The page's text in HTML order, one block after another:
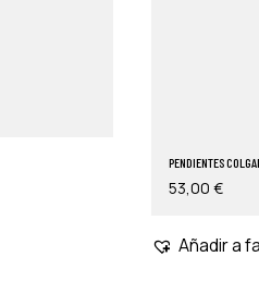
PENDIENTES
53,00 €
Añadir a